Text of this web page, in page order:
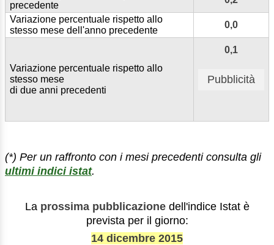
precedente
Variazione percentuale rispetto allo
stesso mese dell'anno precedente
0,0
Variazione percentuale rispetto allo
stesso mese
di due anni precedenti
0,1
Pubblicità
(*) Per un raffronto con i mesi precedenti consulta gli
ultimi indici istat.
Laprossima pubblicazionedell'indice Istat è
prevista per il giorno:
14 dicembre 2015